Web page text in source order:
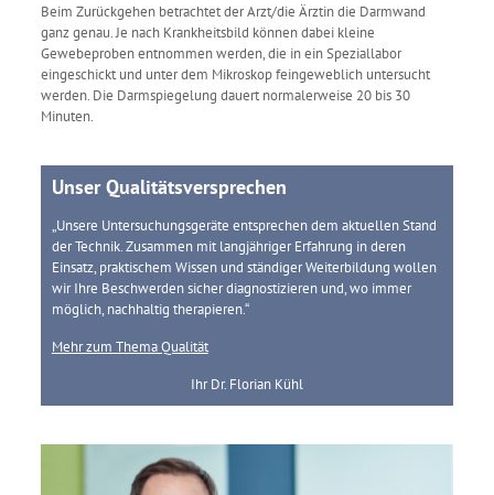
Beim Zurückgehen betrachtet der Arzt/die Ärztin die Darmwand
ganz genau. Je nach Krankheitsbild können dabei kleine
Gewebeproben entnommen werden, die in ein Speziallabor
eingeschickt und unter dem Mikroskop feingeweblich untersucht
werden. Die Darmspiegelung dauert normalerweise 20 bis 30
Minuten.
Unser Qualitätsversprechen
„Unsere Untersuchungsgeräte entsprechen dem aktuellen Stand
der Technik. Zusammen mit langjähriger Erfahrung in deren
Einsatz, praktischem Wissen und ständiger Weiterbildung wollen
wir Ihre Beschwerden sicher diagnostizieren und, wo immer
möglich, nachhaltig therapieren.“
Mehr zum Thema Qualität
Ihr Dr. Florian Kühl